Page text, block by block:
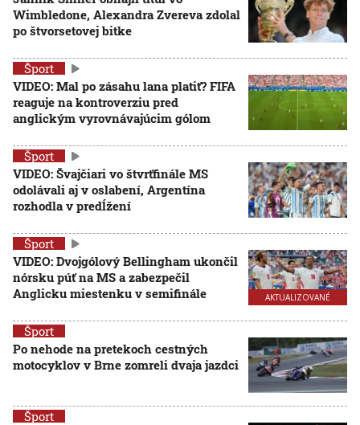
Wimbledone, Alexandra Zvereva zdolal
po štvorsetovej bitke
Šport
VIDEO: Mal po zásahu lana platiť? FIFA
reaguje na kontroverziu pred
anglickým vyrovnávajúcim gólom
Šport
VIDEO: Švajčiari vo štvrťfinále MS
odolávali aj v oslabení, Argentína
rozhodla v predĺžení
AKTUALIZOVANÉ
Šport
VIDEO: Dvojgólový Bellingham ukončil
nórsku púť na MS a zabezpečil
Anglicku miestenku v semifinále
Šport
Po nehode na pretekoch cestných
motocyklov v Brne zomreli dvaja jazdci
Šport